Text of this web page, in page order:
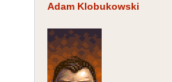
Adam Klobukowski